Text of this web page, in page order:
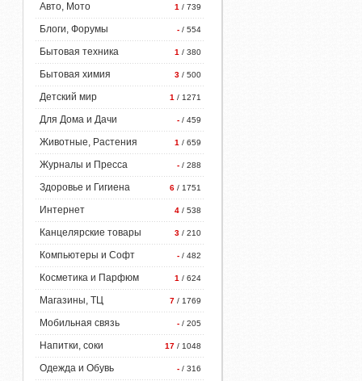
1 / 739
Авто, Мото
- / 554
Блоги, Форумы
1 / 380
Бытовая техника
3 / 500
Бытовая химия
1 / 1271
Детский мир
- / 459
Для Дома и Дачи
1 / 659
Животные, Растения
- / 288
Журналы и Пресса
6 / 1751
Здоровье и Гигиена
4 / 538
Интернет
3 / 210
Канцелярские товары
- / 482
Компьютеры и Софт
1 / 624
Косметика и Парфюм
7 / 1769
Магазины, ТЦ
- / 205
Мобильная связь
17 / 1048
Напитки, соки
- / 316
Одежда и Обувь